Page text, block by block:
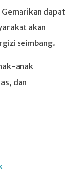
dapat
akan
seimbang.
anak
dan